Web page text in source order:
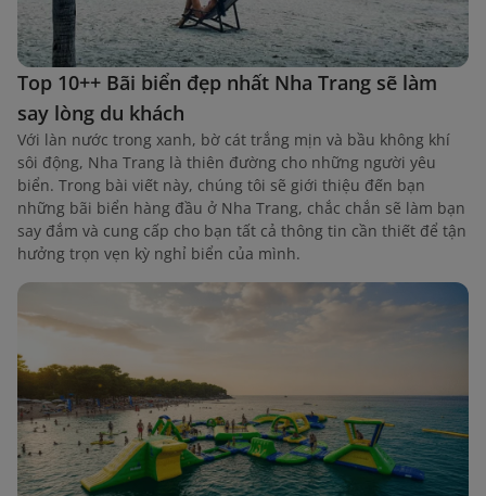
Top 10++ Bãi biển đẹp nhất Nha Trang sẽ làm
say lòng du khách
Với làn nước trong xanh, bờ cát trắng mịn và bầu không khí
sôi động, Nha Trang là thiên đường cho những người yêu
biển. Trong bài viết này, chúng tôi sẽ giới thiệu đến bạn
những bãi biển hàng đầu ở Nha Trang, chắc chắn sẽ làm bạn
say đắm và cung cấp cho bạn tất cả thông tin cần thiết để tận
hưởng trọn vẹn kỳ nghỉ biển của mình.